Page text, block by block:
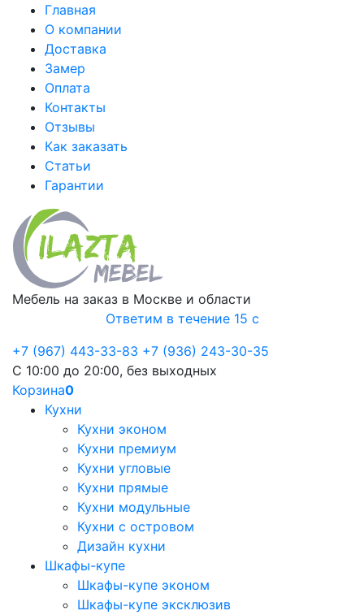
Главная
О компании
Доставка
Замер
Оплата
Контакты
Отзывы
Как заказать
Статьи
Гарантии
Мебель на заказ в Москве и области
Ответим в течение 15 с
+7 (967) 443-33-83 +7 (936) 243-30-35
С 10:00 до 20:00, без выходных
Корзина0
Кухни
Кухни эконом
Кухни премиум
Кухни угловые
Кухни прямые
Кухни модульные
Кухни с островом
Дизайн кухни
Шкафы-купе
Шкафы-купе эконом
Шкафы-купе эксклюзив